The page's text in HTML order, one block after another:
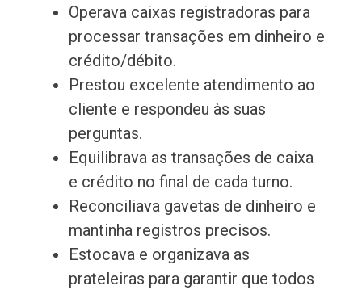
Operava caixas registradoras para
processar transações em dinheiro e
crédito/débito.
Prestou excelente atendimento ao
cliente e respondeu às suas
perguntas.
Equilibrava as transações de caixa
e crédito no final de cada turno.
Reconciliava gavetas de dinheiro e
mantinha registros precisos.
Estocava e organizava as
prateleiras para garantir que todos